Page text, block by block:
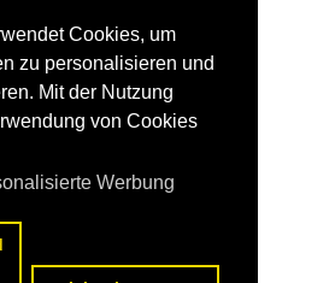
Cookies, um
zu personalisieren und
Mit der Nutzung
von Cookies
Werbung